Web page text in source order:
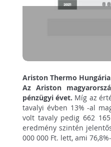
Ariston Thermo
Az Ariston
pénzügyi évet. Míg az
tavalyi évben 13% -al
volt tavaly pedig 662
eredmény szintén
000 000 Ft. lett, ami